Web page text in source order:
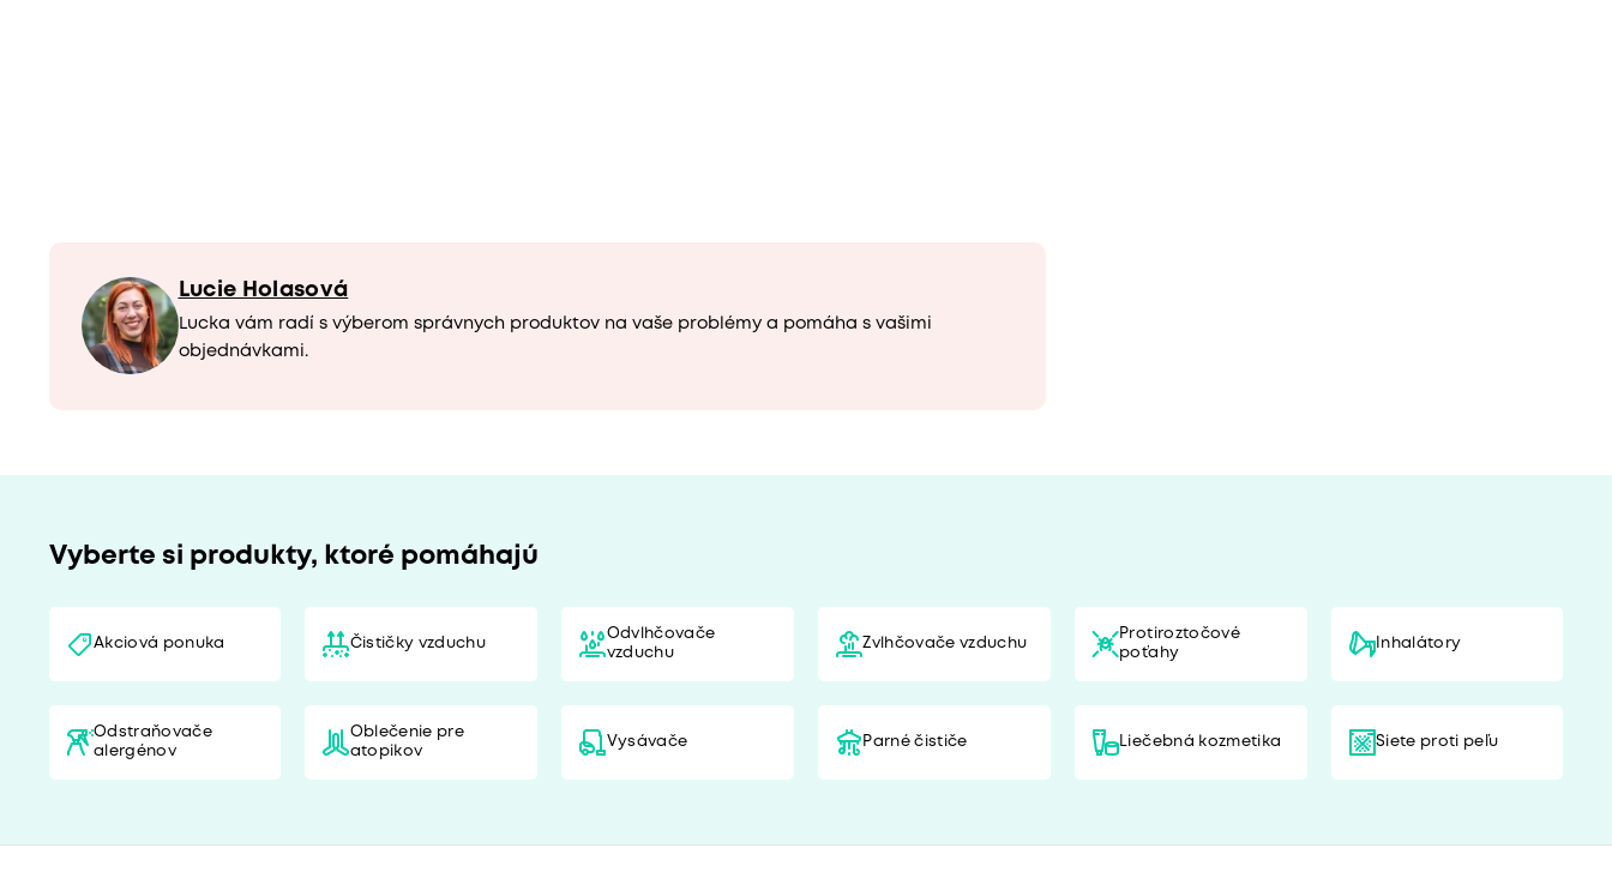
Lucie Holasová
Lucka vám radí s výberom správnych produktov na vaše problémy a pomáha s vašimi
objednávkami.
Vyberte si produkty, ktoré pomáhajú
Akciová ponuka Čističky vzduchu
Odvlhčovače
vzduchu
Zvlhčovače vzduchu
Protiroztočové
poťahy
Inhalátory
Odstraňovače
alergénov
Oblečenie pre
atopikov
Vysávače Parné čističe Liečebná kozmetika Siete proti peľu